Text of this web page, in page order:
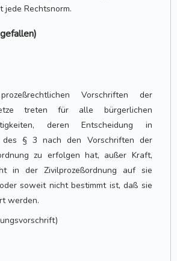
jede Rechtsnorm.
Vorschriften der
treten für alle bürgerlichen
deren Entscheidung in
des § 3 nach den Vorschriften der
zu erfolgen hat, außer Kraft,
in der Zivilprozeßordnung auf sie
soweit nicht bestimmt ist, daß sie
werden.